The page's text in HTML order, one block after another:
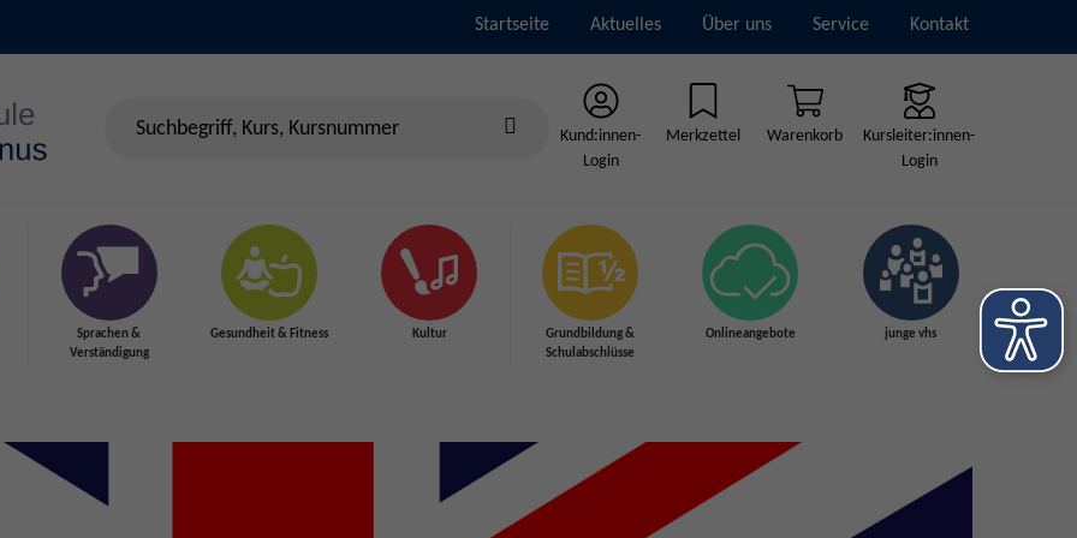
Startseite Aktuelles Über uns Service Kontakt
Kund:innen-
Login
Merkzettel Warenkorb
Kursleiter:innen-
Login
Sprachen &
Verständigung
Gesundheit & Fitness Kultur
Grundbildung &
Schulabschlüsse
Onlineangebote junge vhs